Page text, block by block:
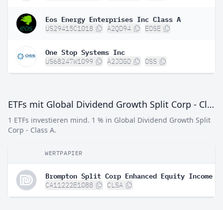
Eos Energy Enterprises Inc Class A
US29415C1018 A2QD94 EOSE
One Stop Systems Inc
US68247W1099 A2JDGD OSS
ETFs mit Global Dividend Growth Split Corp - Class A
1 ETFs investieren mind. 1 % in Global Dividend Growth Split
Corp - Class A.
WERTPAPIER
Brompton Split Corp Enhanced Equity Income
CA11222E1088 CLSA